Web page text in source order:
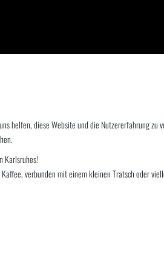
Karlsruhes!
verbunden mit einem kleinen Tratsch oder
diese Website und die Nutzererfahrung